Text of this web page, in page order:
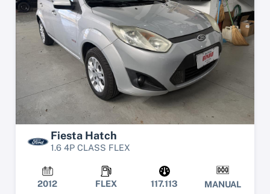
Fiesta Hatch
1.6 4P CLASS FLEX
2012 FLEX 117.113 MANUAL